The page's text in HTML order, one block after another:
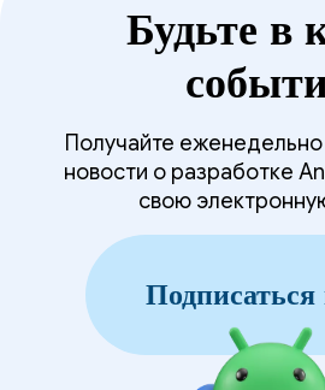
Будьте в
Получайте
новости о разработке
свою
Подписаться